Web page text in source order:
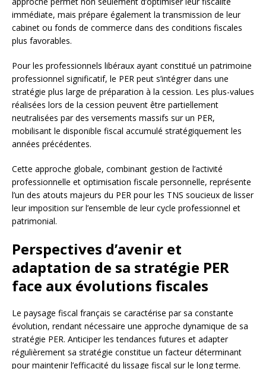
immédiate, mais prépare également la transmission de leur
cabinet ou fonds de commerce dans des conditions fiscales
plus favorables.
Pour les professionnels libéraux ayant constitué un patrimoine
professionnel significatif, le PER peut s’intégrer dans une
stratégie plus large de préparation à la cession. Les plus-values
réalisées lors de la cession peuvent être partiellement
neutralisées par des versements massifs sur un PER,
mobilisant le disponible fiscal accumulé stratégiquement les
années précédentes.
Cette approche globale, combinant gestion de l’activité
professionnelle et optimisation fiscale personnelle, représente
l’un des atouts majeurs du PER pour les TNS soucieux de lisser
leur imposition sur l’ensemble de leur cycle professionnel et
patrimonial.
Perspectives d’avenir et
adaptation de sa stratégie PER
face aux évolutions fiscales
Le paysage fiscal français se caractérise par sa constante
évolution, rendant nécessaire une approche dynamique de sa
stratégie PER. Anticiper les tendances futures et adapter
régulièrement sa stratégie constitue un facteur déterminant
pour maintenir l’efficacité du lissage fiscal sur le long terme.